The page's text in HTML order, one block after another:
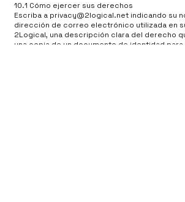
10.1 Cómo ejercer sus derechos
Escriba a privacy@2logical.net indicando su
dirección de correo electrónico utilizada en
2Logical, una descripción clara del derecho
una copia de un documento de identidad